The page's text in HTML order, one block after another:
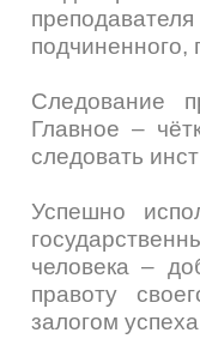
подчиненного,
Следование
Главное –
следовать
Успешно
человека –
правоту
залогом